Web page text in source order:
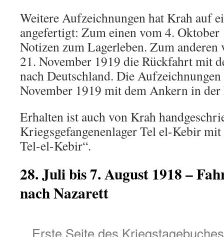
Weitere Aufzeichnungen hat Krah auf
angefertigt: Zum einen vom 4.
Notizen zum Lagerleben. Zum
21. November 1919 die Rückfahrt mit
nach Deutschland. Die Aufzeichnungen
November 1919 mit dem Ankern in der
Erhalten ist auch von Krah
Kriegsgefangenenlager Tel el-Kebir
Tel-el-Kebir“.
28. Juli bis 7. August 1918 –
nach Nazarett
Erste Seite des